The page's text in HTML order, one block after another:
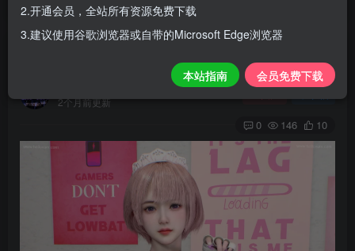
2个月前更新
0 146 10
2.开通会员，全站所有资源免费下载
3.建议使用谷歌浏览器或自带的Microsoft Edge浏览器
本站指南 会员免费下载